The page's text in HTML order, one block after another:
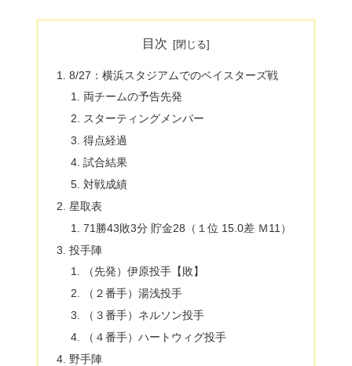
目次
8/27：横浜スタジアムでのベイスターズ戦
両チームの予告先発
スターティングメンバー
得点経過
試合結果
対戦成績
星取表
71勝43敗3分 貯金28（１位 15.0差 Ｍ11）
投手陣
（先発）伊原投手【敗】
（２番手）湯浅投手
（３番手）ネルソン投手
（４番手）ハートウィグ投手
野手陣